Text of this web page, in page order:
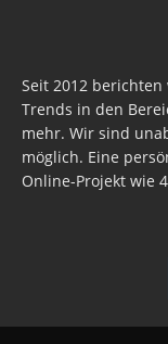
Seit 2012
Trends in den
mehr. Wir sind
möglich. Eine
Online-Projekt wie